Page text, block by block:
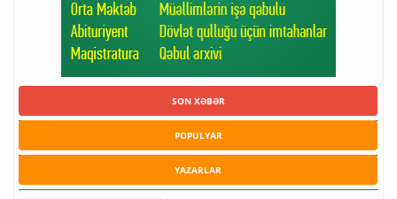
SON XƏBƏR
POPULYAR
YAZARLAR